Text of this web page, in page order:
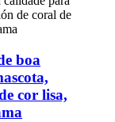
boa
cor lisa,